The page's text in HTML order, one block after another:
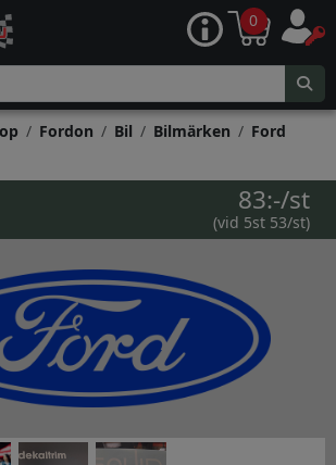
0
Fordon Bil Bilmärken
Ford
83:-/st
(vid 5st 53/st)